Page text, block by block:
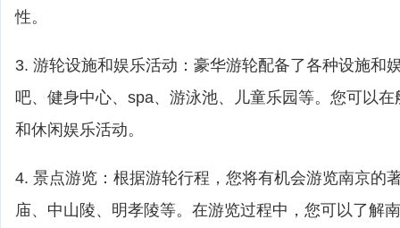
性。
3. 游轮设施和娱乐活动：豪华游轮配备了各种设施和
吧、健身中心、spa、游泳池、儿童乐园等。您可以
和休闲娱乐活动。
4. 景点游览：根据游轮行程，您将有机会游览南京的
庙、中山陵、明孝陵等。在游览过程中，您可以了解